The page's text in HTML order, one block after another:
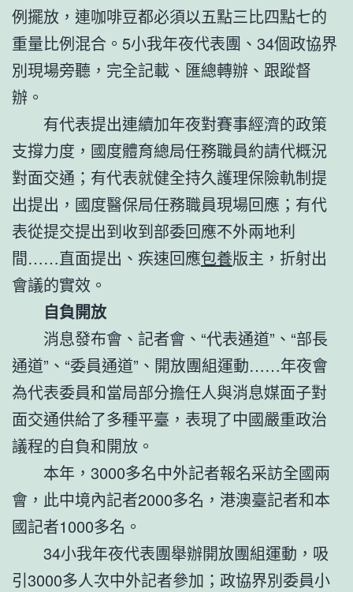
例擺放，連咖啡豆都必須以五點三比四點七的
重量比例混合。5小我年夜代表團、34個政協界
別現場旁聽，完全記載、匯總轉辦、跟蹤督
辦。
有代表提出連續加年夜對賽事經濟的政策
支撐力度，國度體育總局任務職員約請代概況
對面交通；有代表就健全持久護理保險軌制提
出提出，國度醫保局任務職員現場回應；有代
表從提交提出到收到部委回應不外兩地利
間……直面提出、疾速回應包養版主，折射出
會議的實效。
自負開放
消息發布會、記者會、“代表通道”、“部長
通道”、“委員通道”、開放團組運動……年夜會
為代表委員和當局部分擔任人與消息媒面子對
面交通供給了多種平臺，表現了中國嚴重政治
議程的自負和開放。
本年，3000多名中外記者報名采訪全國兩
會，此中境內記者2000多名，港澳臺記者和本
國記者1000多名。
34小我年夜代表團舉辦開放團組運動，吸
引3000多人次中外記者參加；政協界別委員小